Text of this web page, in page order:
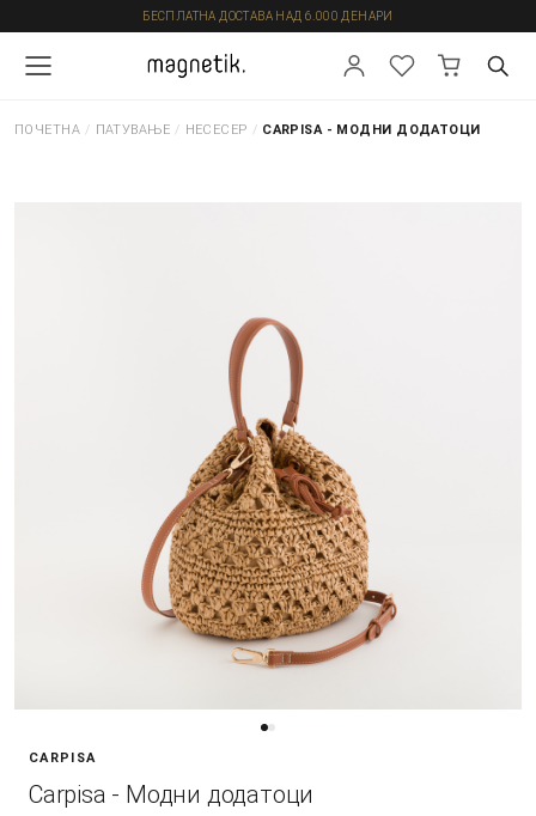
БЕСПЛАТНА ДОСТАВА НАД 6.000 ДЕНАРИ
ПОЧЕТНА / ПАТУВАЊЕ / НЕСЕСЕР / CARPISA - МОДНИ ДОДАТОЦИ
CARPISA
Carpisa - Модни додатоци